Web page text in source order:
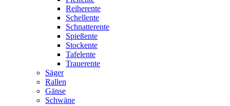
Reiherente
Schellente
Schnatterente
Spießente
Stockente
Tafelente
Trauerente
Säger
Rallen
Gänse
Schwäne